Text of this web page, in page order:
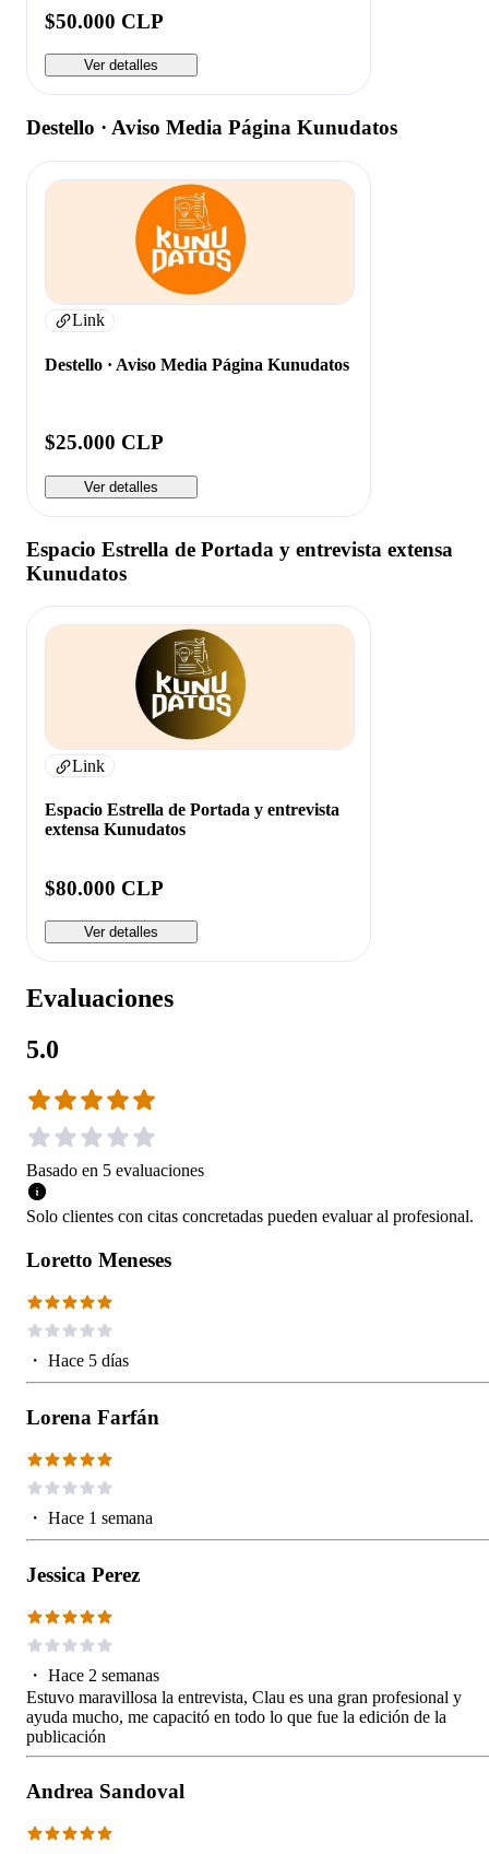
$50.000 CLP
Ver detalles
Destello · Aviso Media Página Kunudatos
Link
Destello · Aviso Media Página Kunudatos
$25.000 CLP
Ver detalles
Espacio Estrella de Portada y entrevista extensa
Kunudatos
Link
Espacio Estrella de Portada y entrevista
extensa Kunudatos
$80.000 CLP
Ver detalles
Evaluaciones
5.0
Basado en 5 evaluaciones
Solo clientes con citas concretadas pueden evaluar al profesional.
Loretto Meneses
・ Hace 5 días
Lorena Farfán
・ Hace 1 semana
Jessica Perez
・ Hace 2 semanas
Estuvo maravillosa la entrevista, Clau es una gran profesional y
ayuda mucho, me capacitó en todo lo que fue la edición de la
publicación
Andrea Sandoval